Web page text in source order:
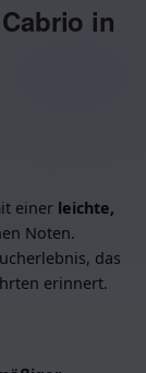
in
einer leichte,
Noten.
das
erinnert.